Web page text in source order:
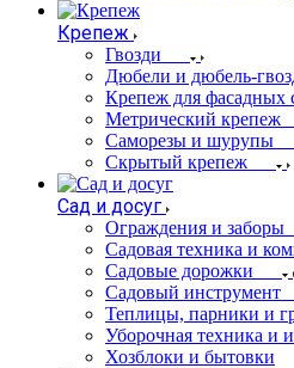
Крепеж
Гвозди
Дюбели и дюбель-
Крепеж для фасадных
Метрический крепеж
Саморезы и шурупы
Скрытый крепеж
Сад и досуг
Ограждения и заборы
Садовая техника и
Садовые дорожки
Садовый инструмент
Теплицы, парники и
Уборочная техника и
Хозблоки и бытовки